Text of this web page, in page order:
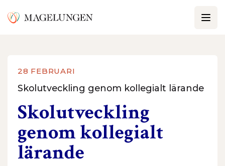
28 FEBRUARI
Skolutveckling genom kollegialt lärande
Skolutveckling
genom kollegialt
lärande